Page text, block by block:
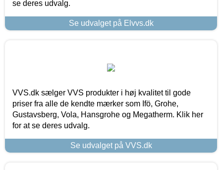
se deres udvalg.
Se udvalget på Elvvs.dk
VVS.dk sælger VVS produkter i høj kvalitet til gode
priser fra alle de kendte mærker som Ifö, Grohe,
Gustavsberg, Vola, Hansgrohe og Megatherm. Klik her
for at se deres udvalg.
Se udvalget på VVS.dk